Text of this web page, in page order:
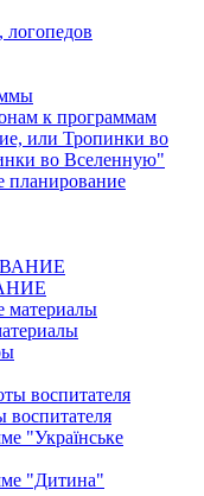
логопедов
к программам
или Тропинки во
во Вселенную"
планирование
воспитателя
"Українське
"Дитина"